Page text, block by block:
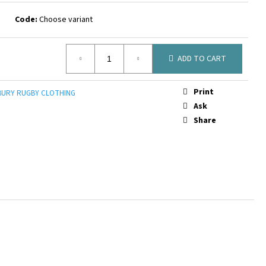
Code: Choose variant
ADD TO CART
RUGBY CLOTHING
Print
Ask
Share